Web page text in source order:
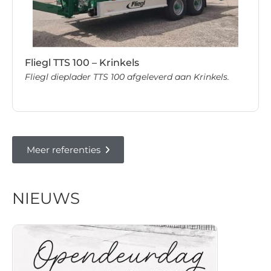
Fliegl TTS 100 – Krinkels
Fliegl dieplader TTS 100 afgeleverd aan Krinkels.
Meer referenties
NIEUWS